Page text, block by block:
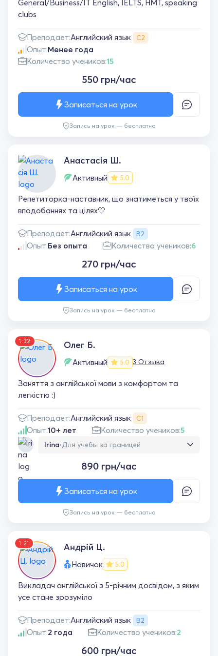
General/Business/IT English, IELTS, НМТ, speaking
clubs
Преподает:Английский язык С2
Опыт:Менее года
Количество учеников:15
550 грн/час
Запись на урок — бесплатно
Записаться на урок
Анастасія Ш.
Активный 5.0
Репетиторка-наставник, що знатиметься у твоїх
вподобаннях та цілях🤍
Преподает:Английский язык B2
Опыт:Без опыта Количество учеников:6
270 грн/час
Запись на урок — бесплатно
Записаться на урок
1:32 Олег Б.
Активный 5.0 3 Отзыва
Заняття з англійської мови з комфортом та
легкістю :)
Преподает:Английский язык С1
Опыт:10+ лет Количество учеников:5
Irina•Для учебы за границей
Уроки з ним завжди продуктивні та цікаві.
учня. Використовує сучасну методику та
захоплюючі матеріали, що дають стимул
для вивчення мови. Однозначно
рекомендую !!!
890 грн/час
Запись на урок — бесплатно
Записаться на урок
1:21 Андрій Ц.
Новичок 5.0
Викладач англійської з 5-річним досвідом, з яким
усе стане зрозуміло
Преподает:Английский язык B2
Опыт:2 года Количество учеников:2
600 грн/час